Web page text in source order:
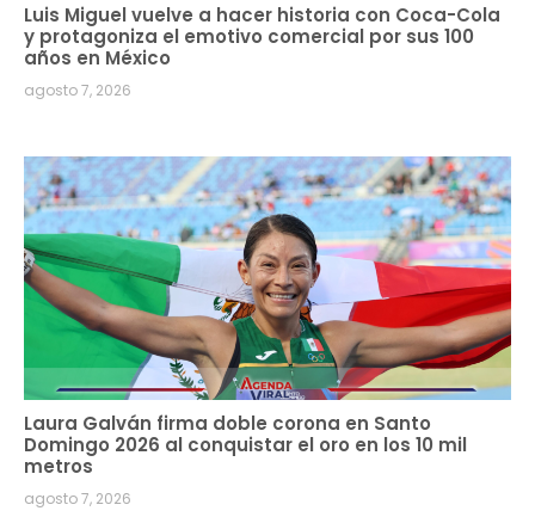
Luis Miguel vuelve a hacer historia con Coca-Cola
y protagoniza el emotivo comercial por sus 100
años en México
agosto 7, 2026
Laura Galván firma doble corona en Santo
Domingo 2026 al conquistar el oro en los 10 mil
metros
agosto 7, 2026